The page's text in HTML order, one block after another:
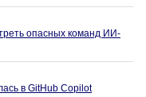
опасных команд ИИ-
в GitHub Copilot